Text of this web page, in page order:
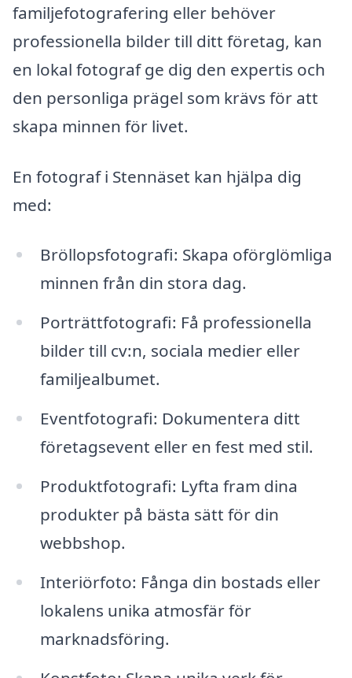
familjefotografering eller behöver
professionella bilder till ditt företag, kan
en lokal fotograf ge dig den expertis och
den personliga prägel som krävs för att
skapa minnen för livet.
En fotograf i Stennäset kan hjälpa dig
med:
Bröllopsfotografi: Skapa oförglömliga
minnen från din stora dag.
Porträttfotografi: Få professionella
bilder till cv:n, sociala medier eller
familjealbumet.
Eventfotografi: Dokumentera ditt
företagsevent eller en fest med stil.
Produktfotografi: Lyfta fram dina
produkter på bästa sätt för din
webbshop.
Interiörfoto: Fånga din bostads eller
lokalens unika atmosfär för
marknadsföring.